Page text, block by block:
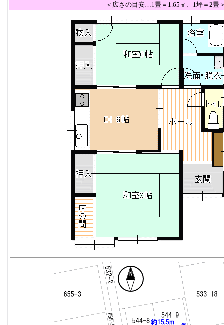
＜広さの目安…1畳＝1.65㎡、1坪＝2畳